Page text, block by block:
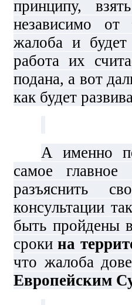
принципу,
независимо от
жалоба и
работа их
подана, а вот
как будет
А именно
самое
разъяснить
консультации
быть пройдены
срокина
что жалоба
Европейским